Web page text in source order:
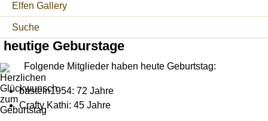
Elfen Gallery
Suche
heutige Geburstage
Folgende Mitglieder haben heute Geburtstag:
basteln1954: 72 Jahre
Crafty Kathi: 45 Jahre